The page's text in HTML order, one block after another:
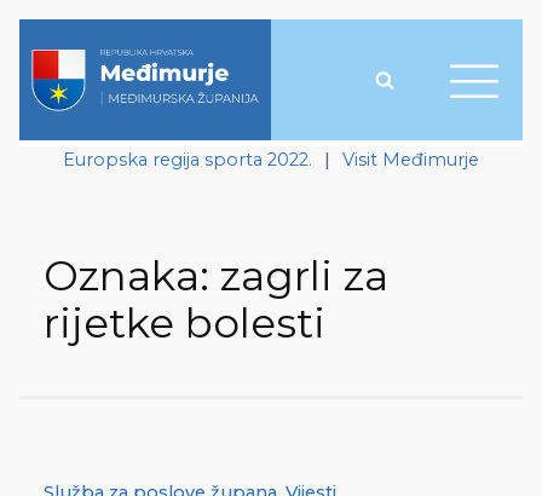
Europska regija sporta 2022. | Visit Međimurje
Oznaka: zagrli za
rijetke bolesti